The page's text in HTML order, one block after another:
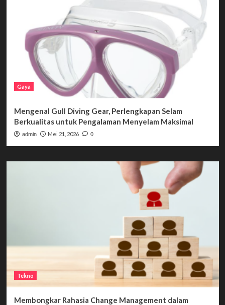
Gaya
Mengenal Gull Diving Gear, Perlengkapan Selam
Berkualitas untuk Pengalaman Menyelam Maksimal
admin Mei 21, 2026 0
Tekno
Membongkar Rahasia Change Management dalam